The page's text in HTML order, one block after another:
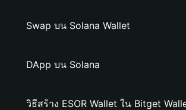
Swap บน Solana Wallet
DApp บน Solana
วิธีสร้าง ESOR Wallet ใน Bitget